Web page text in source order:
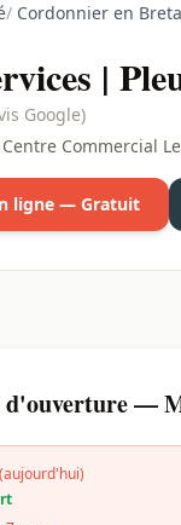
/ Cordonnier en
|
Google)
Commercial
ligne — Gratuit
—
(aujourd'hui)